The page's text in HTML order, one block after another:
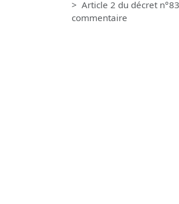
Article 2 du décret
commentaire